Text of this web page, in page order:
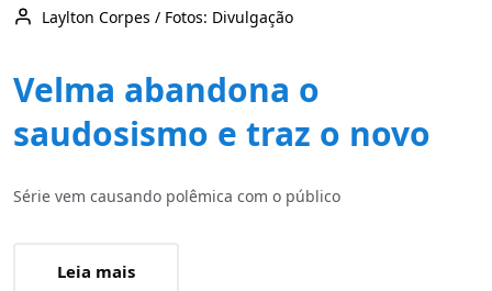
Laylton Corpes / Fotos: Divulgação
Velma abandona o
saudosismo e traz o novo
Série vem causando polêmica com o público
Leia mais